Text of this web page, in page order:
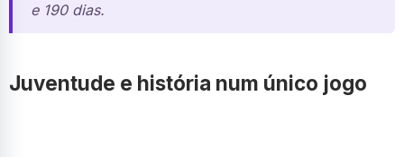
e 190 dias.
Juventude e história num único jogo